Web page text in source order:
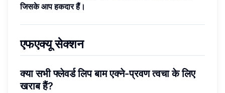
जिसके आप हकदार हैं।
एफएक्यू सेक्शन
क्या सभी फ्लेवर्ड लिप बाम एक्ने-प्रवण त्वचा के लिए
खराब हैं?